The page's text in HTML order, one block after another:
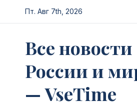
Перейти
к
Пт. Авг 7th, 2026
Все новости
России и
— VseTime